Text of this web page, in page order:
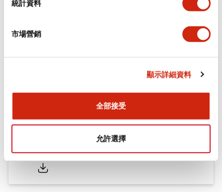
統計資料
市場營銷
顯示詳細資料
全部接受
允許選擇
安裝和安裝規範
認證與標準
Flush Silhouette LW系列 控制元件 (英文版)
2025/09/19.PDF1.23MB